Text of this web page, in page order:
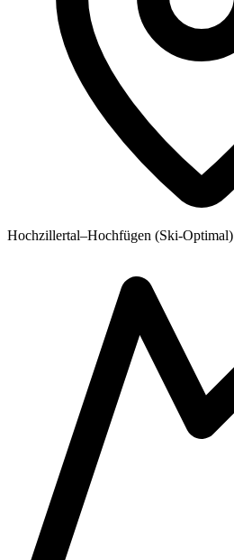
Hochzillertal–Hochfügen (Ski-Optimal)